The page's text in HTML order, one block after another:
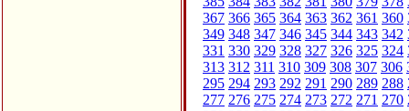
367 366 365 364 363 362 361 360
349 348 347 346 345 344 343 342
331 330 329 328 327 326 325 324
313 312 311 310 309 308 307 306
295 294 293 292 291 290 289 288
277 276 275 274 273 272 271 270